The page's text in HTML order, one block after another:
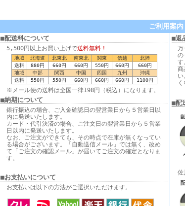
ご利用案内
■配送料について
5,500円以上お買い上げで送料無料！
地域 北海道 北東北 南東北 関東 信越
北陸
送料
880円 660円 660円 550円 660円
660円
地域
中部 関西 中国 四国 九州
沖縄
送料
550円 550円 660円 660円 660円 1100円
※メール便の送料は全国一律198円（税込）になります。
■納期について
銀行振込の場合、ご入金確認日の翌営業日から５営業日以
内に発送いたします。
カード・代引決済の場合、ご注文日の翌営業日から５営業
日以内に発送いたします。
なお、ご注文ができても、その時点で在庫が無くなってい
る場合がございます。「自動送信メール」では無く、改め
て「ご注文の確認メール」が届いてご注文の確定となりま
す。
■お支払いについて
お支払いは以下の方法がご選択いただけます。
■返
万
の
す
商
■配
佐